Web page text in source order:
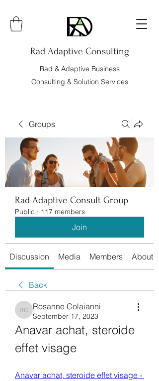
Rad Adaptive Consulting
Rad & Adaptive Business
Consulting & Solution Services
Groups
Rad Adaptive Consult Group
Public · 117 members
Join
Discussion Media Members About
Back
Rosanne Colaianni
Rosanne Colaianni
September 17, 2023
Anavar achat, steroide
effet visage
Anavar achat, steroide effet visage -